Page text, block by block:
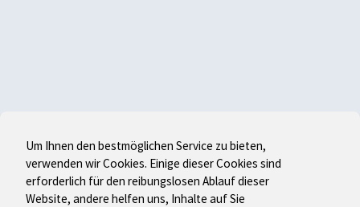
Um Ihnen den bestmöglichen Service zu bieten,
verwenden wir Cookies. Einige dieser Cookies sind
erforderlich für den reibungslosen Ablauf dieser
Website, andere helfen uns, Inhalte auf Sie